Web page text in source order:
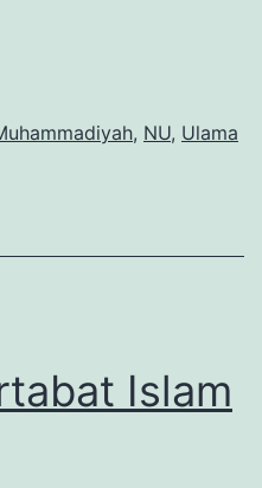
, NU, Ulama
Islam